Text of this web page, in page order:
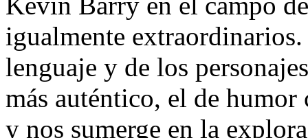
igualmente
lenguaje y de los
más auténtico, el de
y nos sumerge en la